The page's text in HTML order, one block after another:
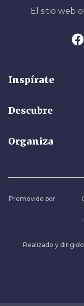
El sitio web
Inspírate
Descubre
Organiza
Promovido por
.
Realizado y